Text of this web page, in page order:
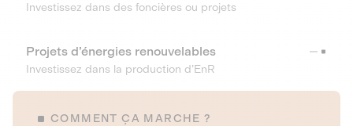
Investissez dans des foncières ou projets
Projets d’énergies renouvelables
Investissez dans la production d’EnR
COMMENT ÇA MARCHE ?